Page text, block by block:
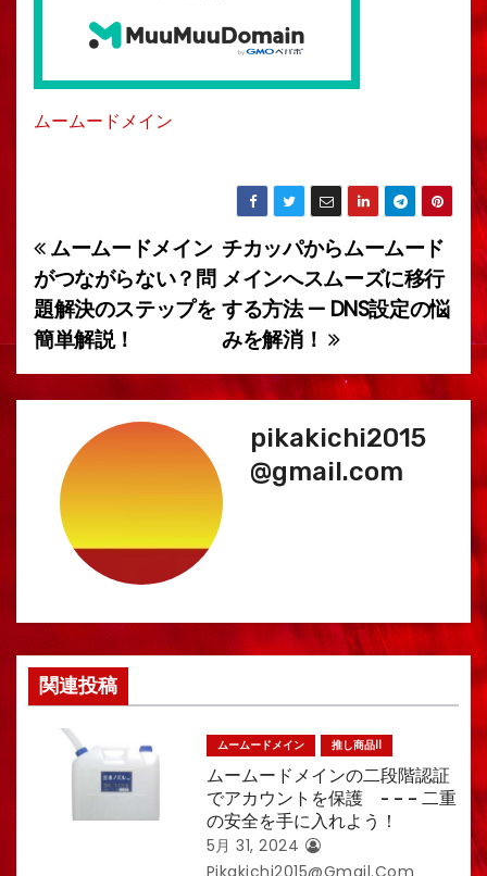
ムームードメイン
投
稿
ナ
ビ
ー
シ
ン
チカッパからムームード
メインへスムーズに移行
する方法 — DNS設定の悩
みを解消！
ムームードメイン
がつながらない？問
題解決のステップを
簡単解説！
pikakichi2015
@gmail.com
関連投稿
ムームードメイン 推し商品II
ムームードメインの二段階認証
でアカウントを保護 - – – 二重
の安全を手に入れよう！
5月 31, 2024